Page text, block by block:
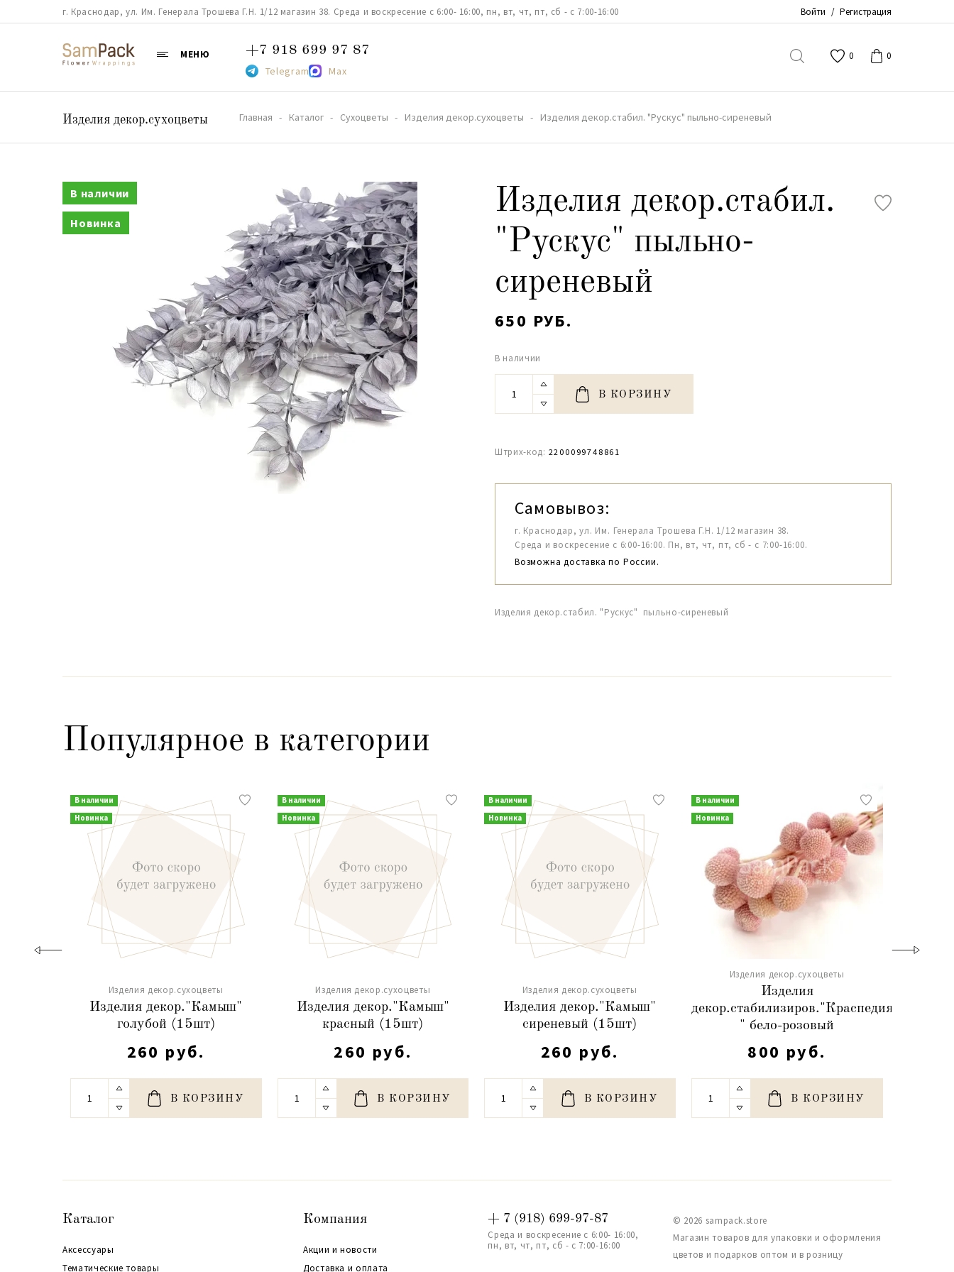
г. Краснодар, ул. Им. Генерала Трошева Г.Н. 1/12 магазин 38. Среда и воскресение с 6:00- 16:00, пн, вт, чт, пт, сб - с 7:00-16:00 Войти / Регистрация
МЕНЮ +7 918 699 97 87
Telegram Max
0 0
Изделия декор.сухоцветы Главная Каталог Сухоцветы Изделия декор.сухоцветы Изделия декор.стабил. "Рускус" пыльно-сиреневый
В наличии
Новинка
Изделия декор.стабил.
"Рускус" пыльно-
сиреневый
650 РУБ.
В наличии
В КОРЗИНУ
Штрих-код: 2200099748861
Самовывоз:
г. Краснодар, ул. Им. Генерала Трошева Г.Н. 1/12 магазин 38.
Среда и воскресение с 6:00-16:00. Пн, вт, чт, пт, сб - с 7:00-16:00.
Возможна доставка по России.
Изделия декор.стабил. "Рускус" пыльно-сиреневый
Популярное в категории
В наличии
Новинка
Изделия декор.сухоцветы
Изделия декор."Камыш"
голубой (15шт)
260 руб.
В КОРЗИНУ
В наличии
Новинка
Изделия декор.сухоцветы
Изделия декор."Камыш"
красный (15шт)
260 руб.
В КОРЗИНУ
В наличии
Новинка
Изделия декор.сухоцветы
Изделия декор."Камыш"
сиреневый (15шт)
260 руб.
В КОРЗИНУ
В наличии
Новинка
Изделия декор.сухоцветы
Изделия
декор.стабилизиров."Краспедия
" бело-розовый
800 руб.
В КОРЗИНУ
Каталог
Аксессуары
Тематические товары
Компания
Акции и новости
Доставка и оплата
+ 7 (918) 699-97-87
Среда и воскресение с 6:00- 16:00,
пн, вт, чт, пт, сб - с 7:00-16:00
© 2026 sampack.store
Магазин товаров для упаковки и оформления
цветов и подарков оптом и в розницу